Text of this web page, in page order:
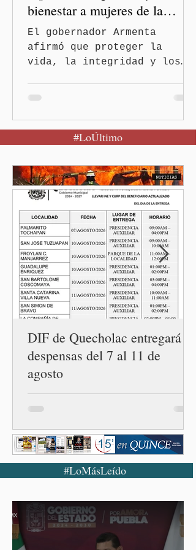
bienestar a mujeres de la
periferia urbana
El gobernador Armenta
afirmó que proteger la
vida, la integridad y los
Puebla, Pue.-Cuando una
mujer encuentra un lugar
también recupera la
esperanza de vivir sin
miedo. Con esa visión, el
gobernador Alejandro
Armenta Mier inauguró el
Centro LIBRE (Libertad,
Igualdad, Bienestar, Redes,
Emancipación) número 62 y
la Casa Carmen Serdán
número 25 en el estado, la
cuarta en la c
#LoÚltimo
DIF de Quecholac entregará
despensas del 7 al 11 de
agosto
#LoMásLeído